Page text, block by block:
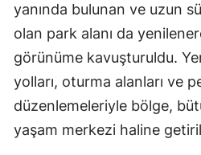
yanında bulunan ve uzun
olan park alanı da
görünüme kavuşturuldu.
yolları, oturma alanları ve
düzenlemeleriyle bölge,
yaşam merkezi haline